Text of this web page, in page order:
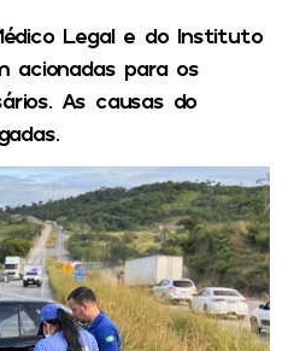
Legal e do Instituto
acionadas para os
As causas do